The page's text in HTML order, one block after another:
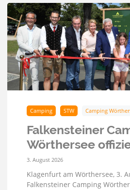
Camping STW Camping
Falkensteiner
Wörthersee
3. August 2026
Klagenfurt am Wörthersee, 3.
Falkensteiner Camping